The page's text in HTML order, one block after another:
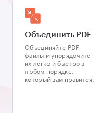
Объединить PDF
Объединяйте PDF
файлы и упорядочите
их легко и быстро в
любом порядке,
который вам нравится.